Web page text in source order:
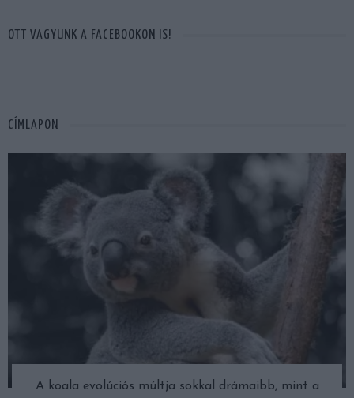
OTT VAGYUNK A FACEBOOKON IS!
CÍMLAPON
A koala evolúciós múltja sokkal drámaibb, mint a